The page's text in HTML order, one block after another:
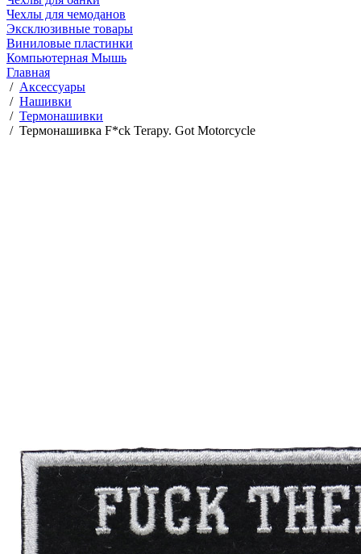
Чехлы для чемоданов
Эксклюзивные товары
Виниловые пластинки
Компьютерная Мышь
Главная
/ Аксессуары
/ Нашивки
/ Термонашивки
/ Термонашивка F*ck Terapy. Got Motorcycle